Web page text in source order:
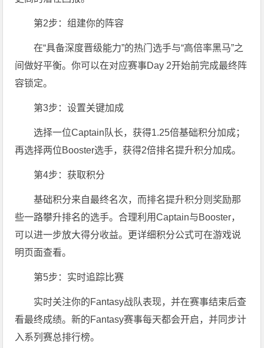
第2步：组建你的阵容
在“具备深度晋级能力”的热门选手与“高倍率黑马”之
间做好平衡。你可以在对应赛事Day 2开始前完成最终阵
容锁定。
第3步：设置关键加成
选择一位Captain队长，获得1.25倍基础积分加成；
再选择两位Booster选手，获得2倍排名提升积分加成。
第4步：获取积分
基础积分来自最终名次，而排名提升积分则奖励那
些一路攀升排名的选手。合理利用Captain与Booster，
可以进一步放大得分收益。更详细积分公式可在游戏说
明页面查看。
第5步：实时追踪比赛
实时关注你的Fantasy战队表现，并在赛事结束后查
看最终成绩。新的Fantasy赛事每天都会开启，并同步计
入系列赛总排行榜。